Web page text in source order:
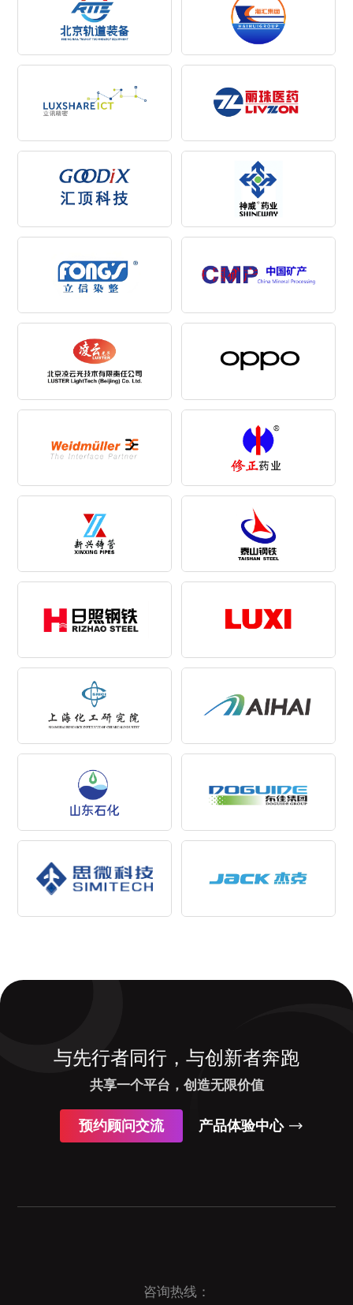
与先行者同行，与创新者奔跑
共享一个平台，创造无限价值
预约顾问交流 产品体验中心
咨询热线：